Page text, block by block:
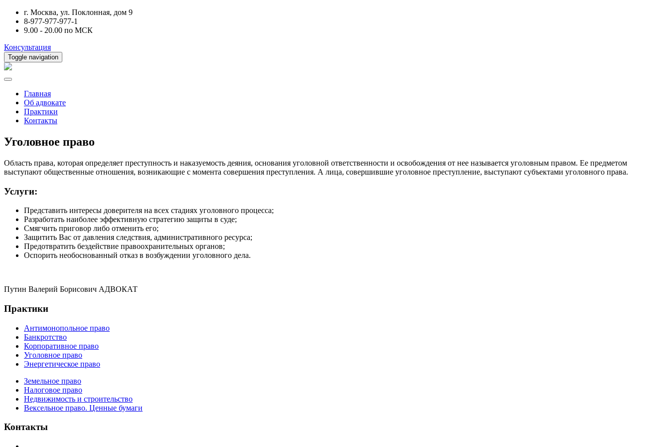
г. Москва, ул. Поклонная, дом 9
8-977-977-977-1
9.00 - 20.00 по МСК
Консультация
Toggle navigation
Главная
Об адвокате
Практики
Контакты
Уголовное право
Область права, которая определяет преступность и наказуемость деяния, основания уголовной ответственности и освобождения от нее называется уголовным правом. Ее предметом
выступают общественные отношения, возникающие с момента совершения преступления. А лица, совершившие уголовное преступление, выступают субъектами уголовного права.
Услуги:
Представить интересы доверителя на всех стадиях уголовного процесса;
Разработать наиболее эффективную стратегию защиты в суде;
Смягчить приговор либо отменить его;
Защитить Вас от давления следствия, административного ресурса;
Предотвратить бездействие правоохранительных органов;
Оспорить необоснованный отказ в возбуждении уголовного дела.
Путин Валерий Борисович АДВОКАТ
Практики
Антимонопольное право
Банкротство
Корпоративное право
Уголовное право
Энергетическое право
Земельное право
Налоговое право
Недвижимость и строительство
Вексельное право. Ценные бумаги
Контакты